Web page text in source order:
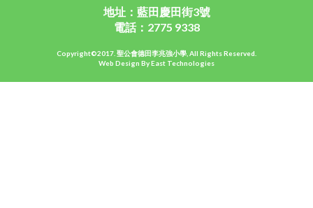
地址：藍田慶田街3號
電話：2775 9338
Copyright©2017. 聖公會德田李兆強小學, All Rights Reserved.
Web Design By East Technologies